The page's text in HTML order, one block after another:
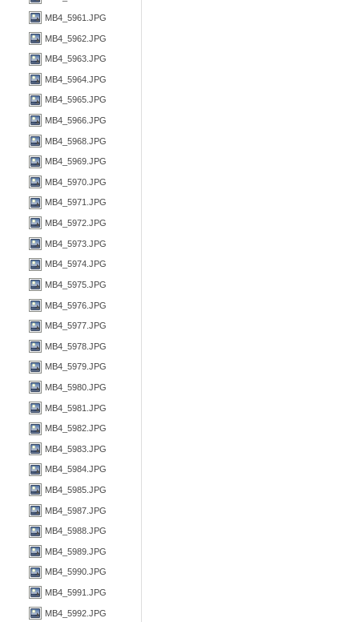
MB4_5961.JPG
MB4_5962.JPG
MB4_5963.JPG
MB4_5964.JPG
MB4_5965.JPG
MB4_5966.JPG
MB4_5968.JPG
MB4_5969.JPG
MB4_5970.JPG
MB4_5971.JPG
MB4_5972.JPG
MB4_5973.JPG
MB4_5974.JPG
MB4_5975.JPG
MB4_5976.JPG
MB4_5977.JPG
MB4_5978.JPG
MB4_5979.JPG
MB4_5980.JPG
MB4_5981.JPG
MB4_5982.JPG
MB4_5983.JPG
MB4_5984.JPG
MB4_5985.JPG
MB4_5987.JPG
MB4_5988.JPG
MB4_5989.JPG
MB4_5990.JPG
MB4_5991.JPG
MB4_5992.JPG